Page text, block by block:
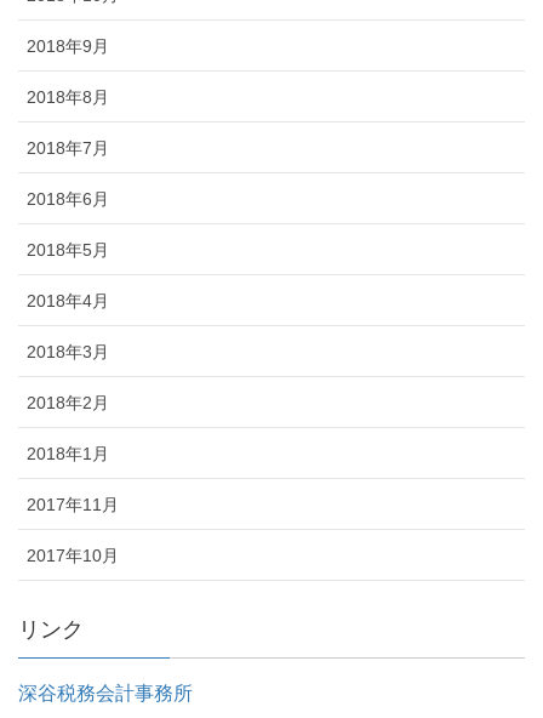
2018年9月
2018年8月
2018年7月
2018年6月
2018年5月
2018年4月
2018年3月
2018年2月
2018年1月
2017年11月
2017年10月
リンク
深谷税務会計事務所